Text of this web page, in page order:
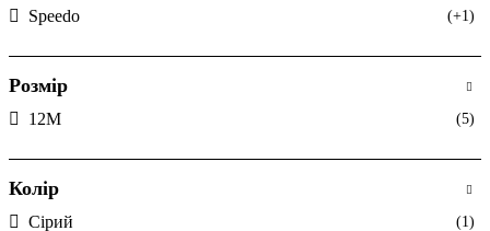
Speedo (+1)
Розмір
12M (5)
Колір
Cірий (1)